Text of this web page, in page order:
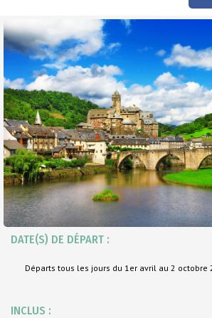
DATE(S) DE DÉPART :
Départs tous les jours du 1er avril au 2 octobre
INCLUS :